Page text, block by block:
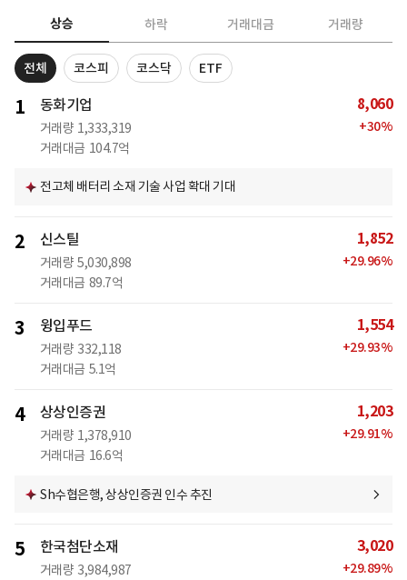
상승 하락 거래대금 거래량
전체 코스피 코스닥 ETF
1 동화기업
거래량 1,333,319
거래대금 104.7억
8,060
+30%
전고체 배터리 소재 기술 사업 확대 기대
2 신스틸
거래량 5,030,898
거래대금 89.7억
1,852
+29.96%
3 윙입푸드
거래량 332,118
거래대금 5.1억
1,554
+29.93%
4 상상인증권
거래량 1,378,910
거래대금 16.6억
1,203
+29.91%
Sh수협은행, 상상인증권 인수 추진
5 한국첨단소재
거래량 3,984,987
3,020
+29.89%